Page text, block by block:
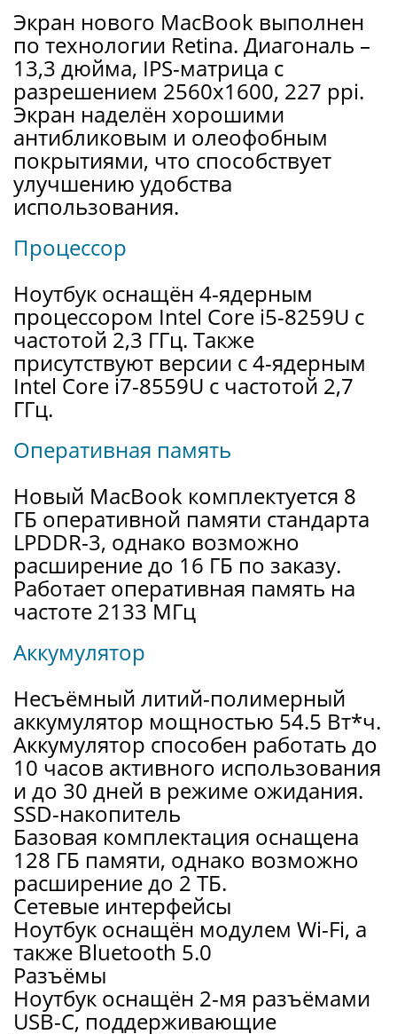
Экран нового MacBook выполнен
по технологии Retina. Диагональ –
13,3 дюйма, IPS-матрица с
разрешением 2560x1600, 227 ppi.
Экран наделён хорошими
антибликовым и олеофобным
покрытиями, что способствует
улучшению удобства
использования.
Процессор
Ноутбук оснащён 4-ядерным
процессором Intel Core i5-8259U с
частотой 2,3 ГГц. Также
присутствуют версии с 4-ядерным
Intel Core i7-8559U с частотой 2,7
ГГц.
Оперативная память
Новый MacBook комплектуется 8
ГБ оперативной памяти стандарта
LPDDR-3, однако возможно
расширение до 16 ГБ по заказу.
Работает оперативная память на
частоте 2133 МГц
Аккумулятор
Несъёмный литий-полимерный
аккумулятор мощностью 54.5 Вт*ч.
Аккумулятор способен работать до
10 часов активного использования
и до 30 дней в режиме ожидания.
SSD-накопитель
Базовая комплектация оснащена
128 ГБ памяти, однако возможно
расширение до 2 ТБ.
Сетевые интерфейсы
Ноутбук оснащён модулем Wi-Fi, а
также Bluetooth 5.0
Разъёмы
Ноутбук оснащён 2-мя разъёмами
USB-C, поддерживающие